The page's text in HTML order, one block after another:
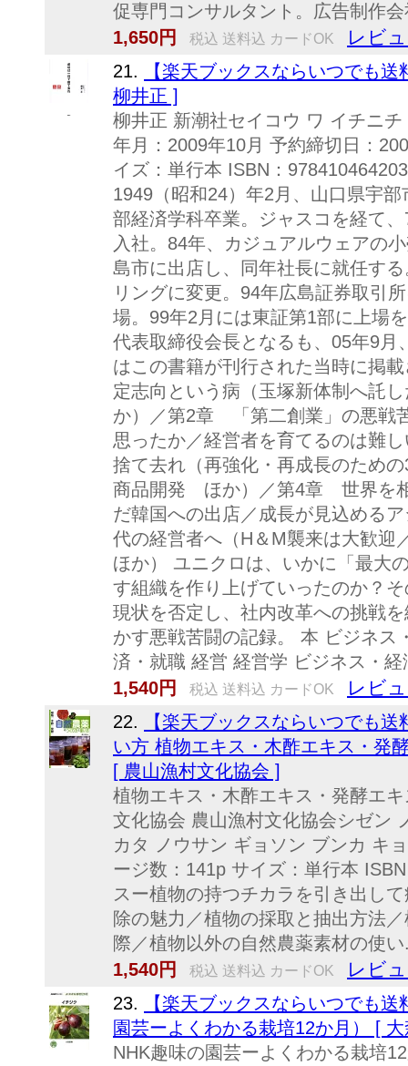
促専門コンサルタント。広告制作
1,650円
税込 送料込 カードOK レビ
21.
【楽天ブックスならいつでも
柳井正 ]
柳井正 新潮社セイコウ ワ イチニ
年月：2009年10月 予約締切日：
イズ：単行本 ISBN：
1949（昭和24）年2月、山口県宇
部経済学科卒業。ジャスコを経て
入社。84年、カジュアルウェアの
島市に出店し、同年社長に就任す
リングに変更。94年広島証券取引
場。99年2月には東証第1部に上場
代表取締役会長となるも、05年9
はこの書籍が刊行された当時に掲
定志向という病（玉塚新体制へ託
か）／第2章 「第二創業」の悪戦
思ったか／経営者を育てるのは
捨て去れ（再強化・再成長のため
商品開発 ほか）／第4章 世界を
だ韓国への出店／成長が見込め
代の経営者へ（H＆M襲来は大歓
ほか） ユニクロは、いかに「最大
す組織を作り上げていったのか？
現状を否定し、社内改革への挑戦
かす悪戦苦闘の記録。 本 ビジネス
済・就職 経営 経営学 ビジネス・
1,540円
税込 送料込 カードOK レビ
22.
【楽天ブックスならいつでも
い方 植物エキス・木酢エキス・発
[ 農山漁村文化協会 ]
植物エキス・木酢エキス・発酵エ
文化協会 農山漁村文化協会シゼン
カタ ノウサン ギョソン ブンカ キ
ージ数：141p サイズ：単行本
スー植物の持つチカラを引き出し
除の魅力／植物の採取と抽出方法
際／植物以外の自然農薬素材の使
1,540円
税込 送料込 カードOK レビ
23.
【楽天ブックスならいつでも
園芸ーよくわかる栽培12か月） [
NHK趣味の園芸ーよくわかる栽培